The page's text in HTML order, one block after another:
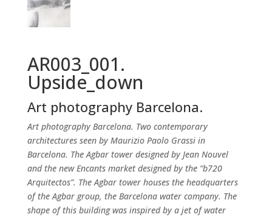
AR003_001.
Upside_down
Art photography Barcelona.
Art photography Barcelona. Two contemporary
architectures seen by Maurizio Paolo Grassi in
Barcelona. The Agbar tower designed by Jean Nouvel
and the new Encants market designed by the “b720
Arquitectos”. The Agbar tower houses the headquarters
of the Agbar group, the Barcelona water company. The
shape of this building was inspired by a jet of water